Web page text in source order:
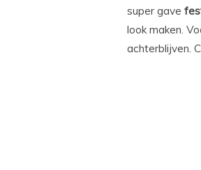
super gave
look maken.
achterblijven.